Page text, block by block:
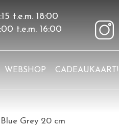
Grey 20 cm
t.e.m. 18:00
t.e.m. 16:00
WEBSHOP CADEAUKAART!